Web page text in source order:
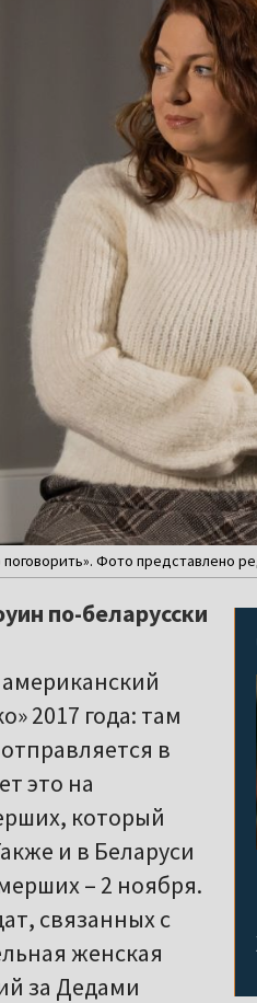
Фото представлено
по-беларусски
2017 года: там
в
это на
который
и в Беларуси
– 2 ноября.
связанных с
женская
за Дедами